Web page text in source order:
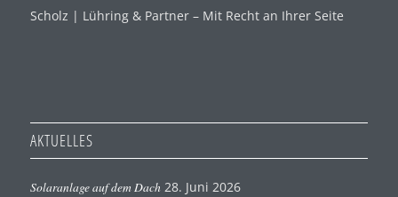
Scholz | Lühring & Partner – Mit Recht an Ihrer Seite
AKTUELLES
Solaranlage auf dem Dach 28. Juni 2026